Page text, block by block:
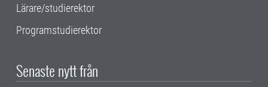
Lärare/studierektor
Programstudierektor
Senaste nytt från